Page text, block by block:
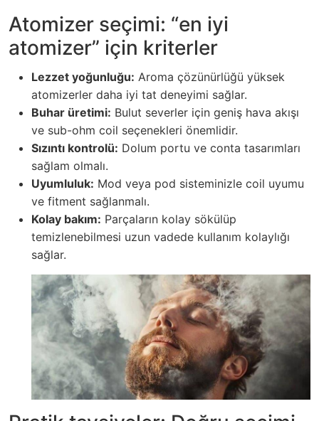
Atomizer seçimi: “en iyi
atomizer” için kriterler
Lezzet yoğunluğu: Aroma çözünürlüğü yüksek
atomizerler daha iyi tat deneyimi sağlar.
Buhar üretimi: Bulut severler için geniş hava akışı
ve sub-ohm coil seçenekleri önemlidir.
Sızıntı kontrolü: Dolum portu ve conta tasarımları
sağlam olmalı.
Uyumluluk: Mod veya pod sisteminizle coil uyumu
ve fitment sağlanmalı.
Kolay bakım: Parçaların kolay sökülüp
temizlenebilmesi uzun vadede kullanım kolaylığı
sağlar.